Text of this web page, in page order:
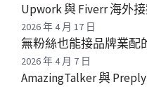
Upwork 與 Fiverr 海外
2026 年 4 月 17 日
無粉絲也能接品牌業配
2026 年 4 月 7 日
AmazingTalker 與